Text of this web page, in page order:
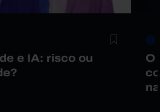
e IA: risco ou
O